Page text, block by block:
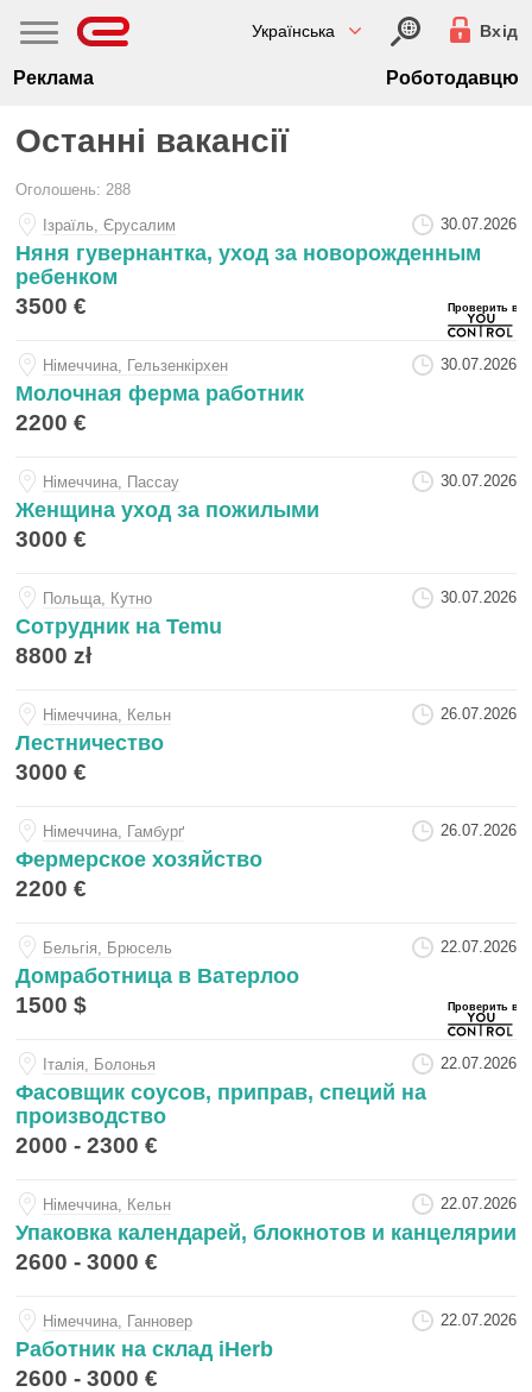
Українська Вхід
Реклама Роботодавцю
Останні вакансії
Оголошень: 288
Iзраїль, Єрусалим
30.07.2026
Няня гувернантка, уход за новорожденным
ребенком
3500 €
Нiмеччина, Гельзенкірхен 30.07.2026
Молочная ферма работник
2200 €
Нiмеччина, Пассау 30.07.2026
Женщина уход за пожилыми
3000 €
Польща, Кутно 30.07.2026
Сотрудник на Temu
8800 zł
Нiмеччина, Кельн 26.07.2026
Лестничество
3000 €
Нiмеччина, Гамбурґ 26.07.2026
Фермерское хозяйство
2200 €
Бельгiя, Брюсель 22.07.2026
Домработница в Ватерлоо
1500 $
Iталiя, Болонья 22.07.2026
Фасовщик соусов, приправ, специй на
производство
2000 - 2300 €
Нiмеччина, Кельн 22.07.2026
Упаковка календарей, блокнотов и канцелярии
2600 - 3000 €
Нiмеччина, Ганновер 22.07.2026
Работник на склад iHerb
2600 - 3000 €